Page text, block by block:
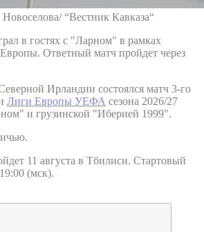
“Вестник Кавказа“
в гостях с "Ларном" в рамках
Ответный матч пройдет через
Ирландии состоялся матч 3-го
Лиги Европы УЕФА сезона 2026/27
и грузинской "Иберией 1999".
11 августа в Тбилиси. Стартовый
(мск).